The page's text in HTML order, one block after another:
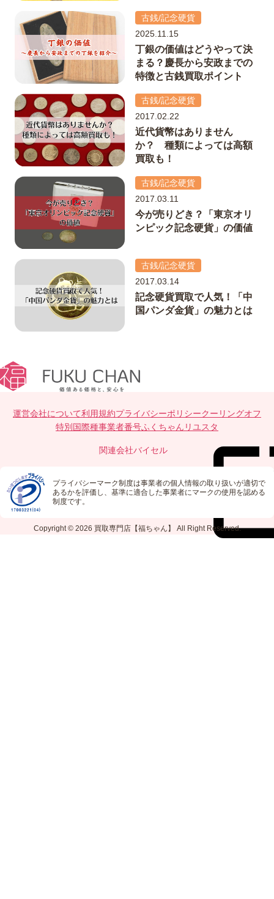
古銭/記念硬貨
2025.11.15
丁銀の価値はどうやって決
まる？慶長から安政までの
特徴と古銭買取ポイント
古銭/記念硬貨
2017.02.22
近代貨幣はありません
か？ 種類によっては高額
買取も！
古銭/記念硬貨
2017.03.11
今が売りどき？「東京オリ
ンピック記念硬貨」の価値
古銭/記念硬貨
2017.03.14
記念硬貨買取で人気！「中
国パンダ金貨」の魅力とは
運営会社について利用規約プライバシーポリシークーリングオフ
特別国際種事業者番号ふくちゃんリユスタ
関連会社バイセル
プライバシーマーク制度は事業者の個人情報の取り扱いが適切で
あるかを評価し、基準に適合した事業者にマークの使用を認める
制度です。
Copyright © 2026 買取専門店【福ちゃん】 All Right Reserved.